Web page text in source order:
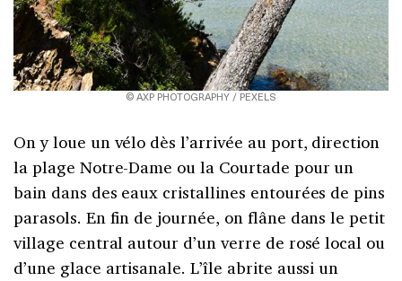
© AXP PHOTOGRAPHY / PEXELS
On y loue un vélo dès l’arrivée au port, direction
la plage Notre-Dame ou la Courtade pour un
bain dans des eaux cristallines entourées de pins
parasols. En fin de journée, on flâne dans le petit
village central autour d’un verre de rosé local ou
d’une glace artisanale. L’île abrite aussi un